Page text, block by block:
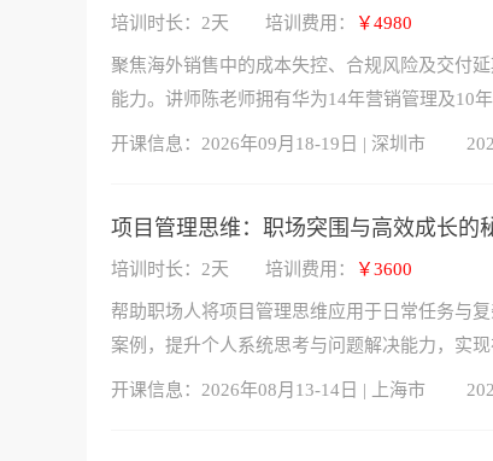
培训时长：2天 培训费用： ￥4980
聚焦海外销售中的成本失控、合规风险及交付
能力。讲师陈老师拥有华为14年营销管理及10
开课信息： 2026年09月18-19日 | 深圳市
项目管理思维：职场突围与高效成长的
培训时长：2天 培训费用： ￥3600
帮助职场人将项目管理思维应用于日常任务与
案例，提升个人系统思考与问题解决能力，实
开课信息： 2026年08月13-14日 | 上海市